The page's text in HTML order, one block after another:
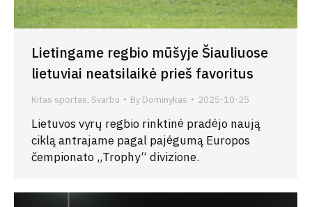
Lietingame regbio mūšyje Šiauliuose
lietuviai neatsilaikė prieš favoritus
Kitas sportas, Svarbu By Dominykas 2025-10-25
Lietuvos vyrų regbio rinktinė pradėjo naują
ciklą antrajame pagal pajėgumą Europos
čempionato „Trophy“ divizione.